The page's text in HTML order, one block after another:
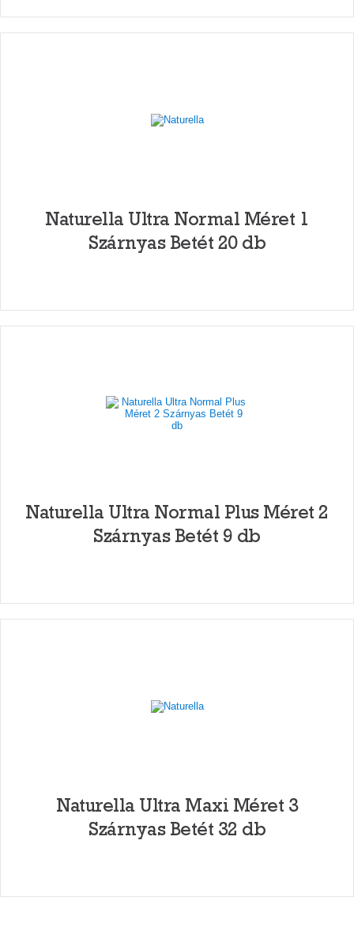
Naturella Ultra Normal Méret 1
Szárnyas Betét 20 db
Naturella Ultra Normal Plus Méret 2
Szárnyas Betét 9 db
Naturella Ultra Maxi Méret 3
Szárnyas Betét 32 db